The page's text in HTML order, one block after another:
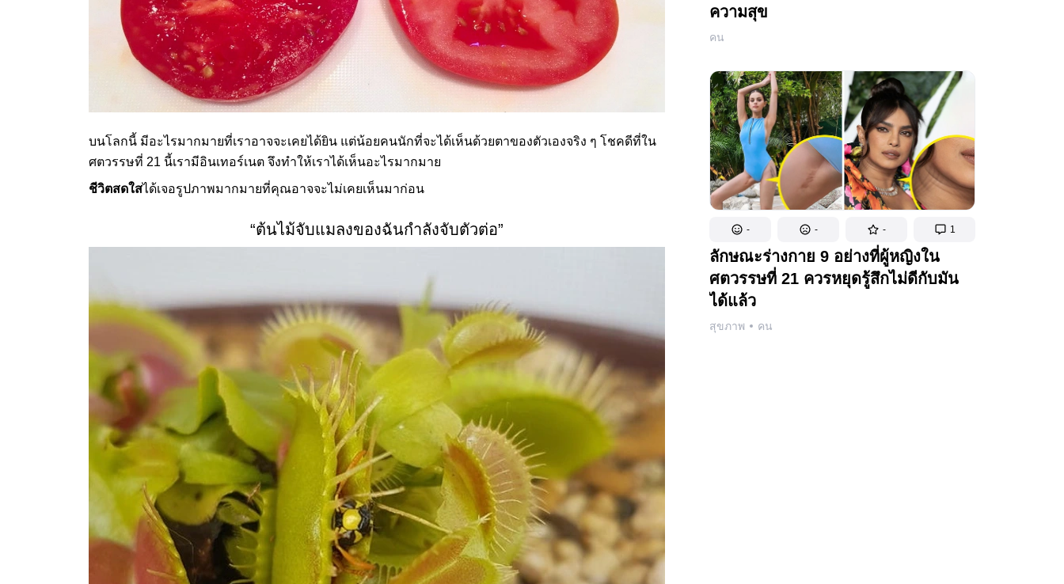
ความสุข
คน
- - - 1
ลักษณะร่างกาย 9 อย่างที่ผู้หญิงใน
ศตวรรษที่ 21 ควรหยุดรู้สึกไม่ดีกับมัน
ได้แล้ว
สุขภาพ คน
บนโลกนี้ มีอะไรมากมายที่เราอาจจะเคยได้ยิน แต่น้อยคนนักที่จะได้เห็นด้วยตาของตัวเองจริง ๆ โชคดีที่ใน
ศตวรรษที่ 21 นี้เรามีอินเทอร์เนต จึงทำให้เราได้เห็นอะไรมากมาย
ชีวิตสดใสได้เจอรูปภาพมากมายที่คุณอาจจะไม่เคยเห็นมาก่อน
“ต้นไม้จับแมลงของฉันกำลังจับตัวต่อ”